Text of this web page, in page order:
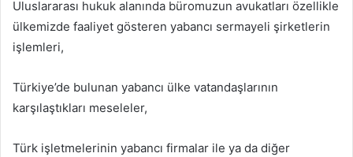
Uluslararası hukuk alanında büromuzun avukatları özellikle
ülkemizde faaliyet gösteren yabancı sermayeli şirketlerin
işlemleri,
Türkiye’de bulunan yabancı ülke vatandaşlarının
karşılaştıkları meseleler,
Türk işletmelerinin yabancı firmalar ile ya da diğer